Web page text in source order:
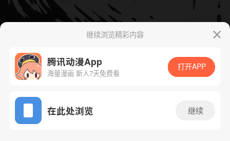
App免费看
下一话 腾漫App免费看
继续浏览精彩内容
腾讯动漫App
海量漫画 新人7天免费看
打开APP
在此处浏览 继续